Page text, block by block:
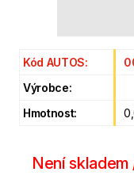
Kód AUTOS:
Výrobce:
Hmotnost:
Není